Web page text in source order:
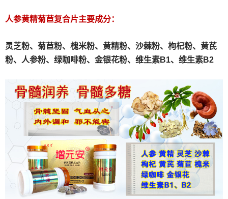
人参黄精菊苣复合片主要成分：
灵芝粉、 菊苣粉、 槐米粉、 黄精粉、沙棘粉、枸杞粉、黄芪
粉、人参粉、绿咖啡粉、金银花粉、维生素B1、维生素B2